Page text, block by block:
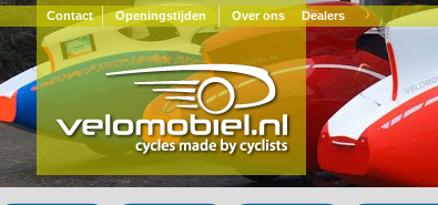
Contact Openingstijden Over ons Dealers